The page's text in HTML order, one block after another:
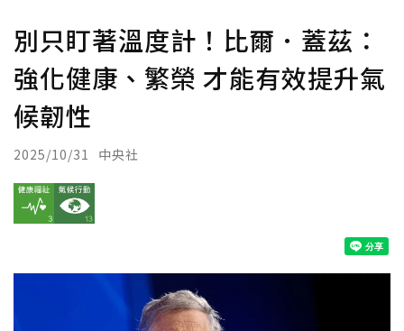
別只盯著溫度計！比爾．蓋茲：
強化健康、繁榮 才能有效提升氣
候韌性
2025/10/31 中央社